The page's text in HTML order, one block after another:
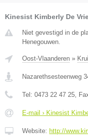
Kinesist Kimberly De
Niet gevestigd in de
Henegouwen.
Oost-Vlaanderen »
Nazarethsesteenweg
Tel: 0473 22 47 25,
E-mail › Kinesist
Website: http://